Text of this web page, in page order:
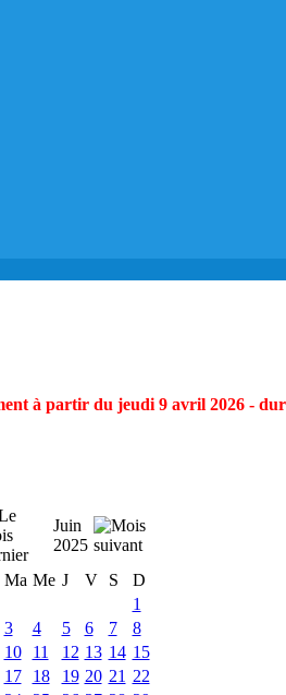
à partir du jeudi 9 avril 2026 -
Juin
2025
Ma Me J V S
D
1
3 4 5 6 7
8
10 11 12 13 14 15
17 18 19 20 21 22